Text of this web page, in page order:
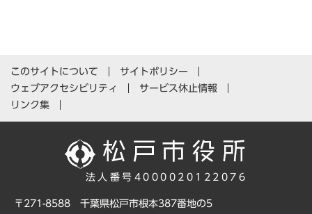
このサイトについて
サイトポリシー
ウェブアクセシビリティ
サービス休止情報
リンク集
法人番号4000020122076
〒271-8588 千葉県松戸市根本387番地の5